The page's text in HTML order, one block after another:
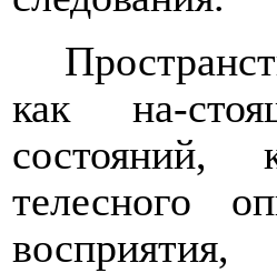
как на-
состояний,
телесного